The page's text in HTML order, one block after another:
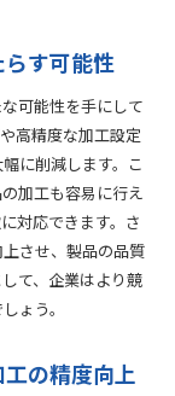
す可能性
可能性を手にして
高精度な加工設定
に削減します。こ
加工も容易に行え
対応できます。さ
させ、製品の品質
て、企業はより競
ょう。
の精度向上